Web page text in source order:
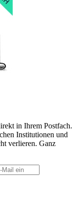
in Ihrem Postfach.
Institutionen und
verlieren. Ganz